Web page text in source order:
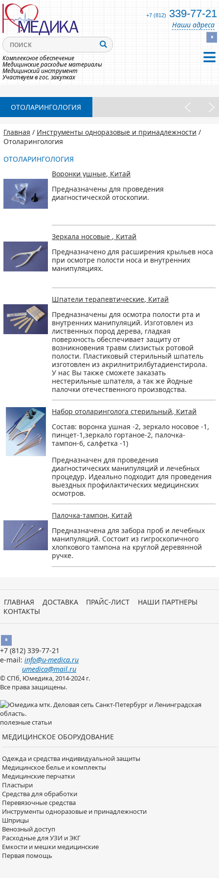
ОТОЛАРИНГОЛОГИЯ
Главная / Инструменты одноразовые и принадлежности /
Отоларингология
ОТОЛАРИНГОЛОГИЯ
Воронки ушные, Китай
Предназначены для проведения
диагностической отоскопии.
Зеркала носовые , Китай
Предназначено для расширения крыльев носа
при осмотре полости носа и внутренних
манипуляциях.
Шпатели терапевтические, Китай
Предназначены для осмотра полости рта и
внутренних манипуляций. Изготовлен из
лиственных пород дерева, гладкая
поверхность обеспечивает защиту от
возникновения травм слизистых ротовой
полости. Пластиковый стерильный шпатель
изготовлен из акрилнитрилбутадиенстирола.
У нас Вы также сможете заказать
нестерильные шпателя, а так же йодные
палочки отечественного производства.
Набор отоларинголога стерильный, Китай
Состав: воронка ушная -2, зеркало носовое -1,
пинцет-1,зеркало гортаное-2, палочка-
тампон-6, салфетка -1)
Предназначен для проведения
диагностических манипуляций и лечебных
процедур. Идеально подходит для проведения
выездных профилактических медицинских
осмотров.
Палочка-тампон, Китай
Предназначена для забора проб и лечебных
манипуляций. Состоит из гигроскопичного
хлопкового тампона на круглой деревянной
ручке.
Комплексное обеспечение
Медицинские расходые материалы
Медицинский инструмент
Участвуем в гос. закупках
+7 (812) 339-77-21
Наши адреса
ГЛАВНАЯ ДОСТАВКА ПРАЙС-ЛИСТ
НАШИ ПАРТНЕРЫ
КОНТАКТЫ
+7 (812) 339-77-21
e-mail: info@u-medica.ru
umedica@mail.ru
© СПб, Юмедика, 2014-2024 г.
Все права защищены.
полезные статьи
МЕДИЦИНСКОЕ ОБОРУДОВАНИЕ
Одежда и средства индивидуальной защиты
Медицинское белье и комплекты
Медицинские перчатки
Пластыри
Средства для обработки
Перевязочные средства
Инструменты одноразовые и принадлежности
Шприцы
Венозный доступ
Расходные для УЗИ и ЭКГ
Емкости и мешки медицинские
Первая помощь